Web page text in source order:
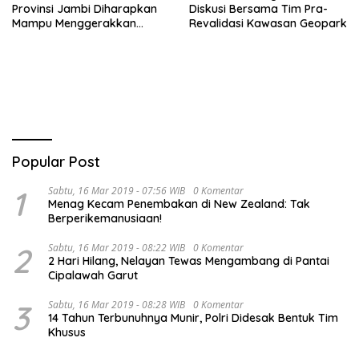
Provinsi Jambi Diharapkan
Mampu Menggerakkan
Diskusi Bersama Tim Pra-
Revalidasi Kawasan Geopark
Popular Post
1 Sabtu, 16 Mar 2019 - 07:56 WIB 0 Komentar
Menag Kecam Penembakan di New Zealand: Tak
Berperikemanusiaan!
2 Sabtu, 16 Mar 2019 - 08:22 WIB 0 Komentar
2 Hari Hilang, Nelayan Tewas Mengambang di Pantai
Cipalawah Garut
3 Sabtu, 16 Mar 2019 - 08:28 WIB 0 Komentar
14 Tahun Terbunuhnya Munir, Polri Didesak Bentuk Tim
Khusus